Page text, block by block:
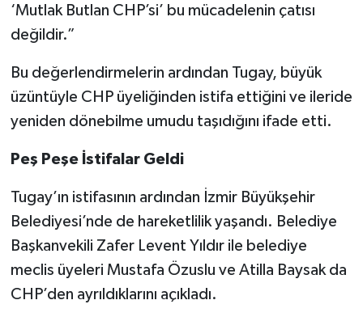
‘Mutlak Butlan CHP’si’ bu mücadelenin çatısı
değildir.”
Bu değerlendirmelerin ardından Tugay, büyük
üzüntüyle CHP üyeliğinden istifa ettiğini ve ileride
yeniden dönebilme umudu taşıdığını ifade etti.
Peş Peşe İstifalar Geldi
Tugay’ın istifasının ardından İzmir Büyükşehir
Belediyesi’nde de hareketlilik yaşandı. Belediye
Başkanvekili Zafer Levent Yıldır ile belediye
meclis üyeleri Mustafa Özuslu ve Atilla Baysak da
CHP’den ayrıldıklarını açıkladı.